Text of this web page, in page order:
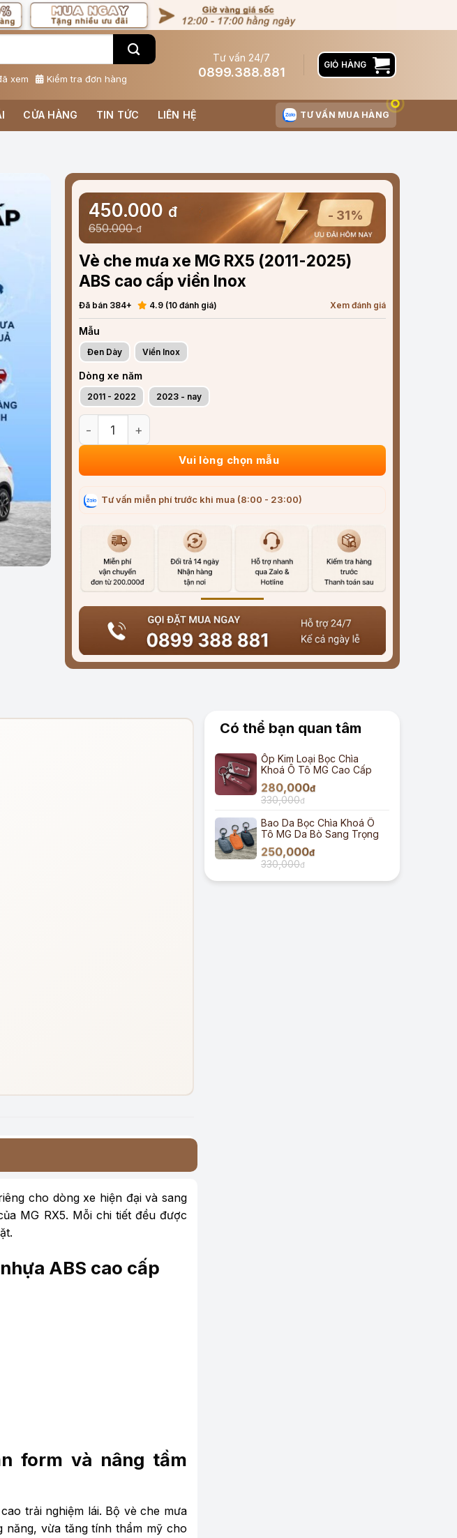
xem Kiểm tra đơn hàng
Tư vấn 24/7
0899.388.881
GIỎ HÀNG
CỬA HÀNG TIN TỨC LIÊN HỆ TƯ VẤN MUA HÀNG
450.000 đ
650.000đ
- 31%
Vè che mưa xe MG RX5 (2011-2025)
ABS cao cấp viền Inox
Đã bán 384+ 4.9 (10 đánh giá) Xem đánh giá
Mẫu
Đen Dày Viền Inox
Dòng xe năm
2011 - 2022 2023 - nay
Vè che mưa xe MG RX5 (2011-2025) ABS cao cấp viền Inox số lượng
Vui lòng chọn mẫu
Tư vấn miễn phí trước khi mua (8:00 - 23:00)
cho dòng xe hiện đại và sang
MG RX5. Mỗi chi tiết đều được
ABS cao cấp
form và nâng tầm
trải nghiệm lái. Bộ vè che mưa
năng, vừa tăng tính thẩm mỹ cho
Có thể bạn quan tâm
Ốp Kim Loại Bọc Chìa
Khoá Ô Tô MG Cao Cấp
280,000đ
330,000đ
Bao Da Bọc Chìa Khoá Ô
Tô MG Da Bò Sang Trọng
250,000đ
330,000đ